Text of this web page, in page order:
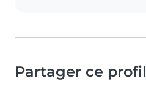
Partager ce profil